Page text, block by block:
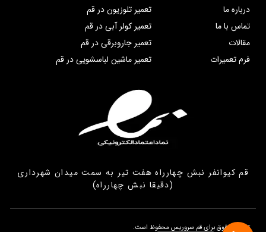
درباره ما
تماس با ما
مقالات
فرم تعمیرات
تعمیر تلوزیون در قم
تعمیر کولر آبی در قم
تعمیر جاروبرقی در قم
تعمیر ماشین لباسشویی در قم
قم کیوانفر نبش چهارراه هفت تیر به سمت میدان شهرداری
(دقیقا نبش چهارراه)
تمامی حقوق برای قم سروریس محفوظ است.